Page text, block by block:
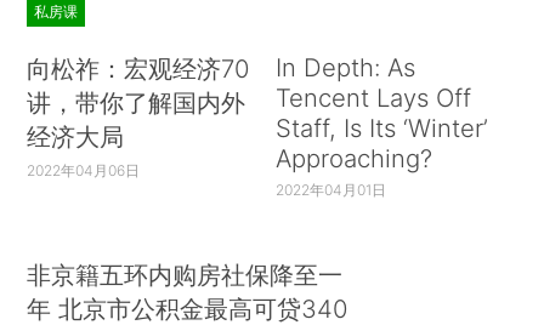
私房课
向松祚：宏观经济70
讲，带你了解国内外
经济大局
2022年04月06日
In Depth: As
Tencent Lays Off
Staff, Is Its ‘Winter’
Approaching?
2022年04月01日
非京籍五环内购房社保降至一
年 北京市公积金最高可贷340